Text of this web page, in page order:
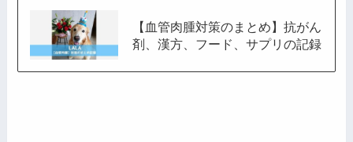
【血管肉腫対策のまとめ】抗がん
剤、漢方、フード、サプリの記録